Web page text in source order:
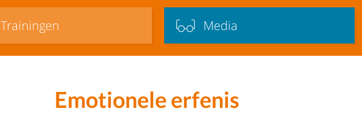
Trainingen Media
Emotionele erfenis